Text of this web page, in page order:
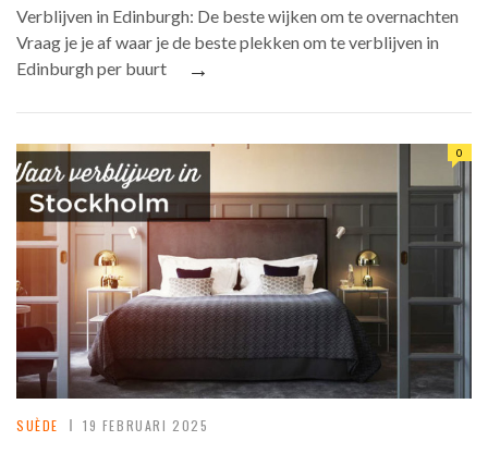
Verblijven in Edinburgh: De beste wijken om te overnachten
Vraag je je af waar je de beste plekken om te verblijven in
Edinburgh per buurt
→
0
SUÈDE 19 FEBRUARI 2025